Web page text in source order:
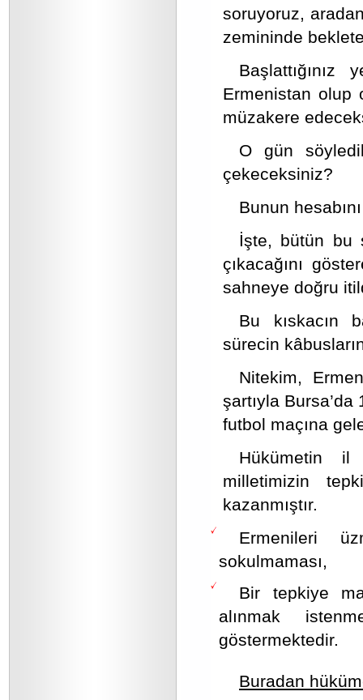
soruyoruz,
zemininde
Başlattığınız
Ermenistan olup
müzakere
O gün
çekeceksiniz?
Bunun
İşte, bütün bu
çıkacağını
sahneye doğru
Bu kıskacın
sürecin
Nitekim,
şartıyla
futbol maçına
Hükümetin il
milletimizin
kazanmıştır.
Ermenileri
sokulmaması,
Bir tepkiye
alınmak
göstermektedir.
Buradan